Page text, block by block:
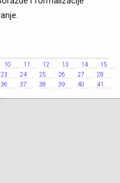
10 11 12 13 14
15
23 24 25 26 27
28
36 37 38 39 40
41